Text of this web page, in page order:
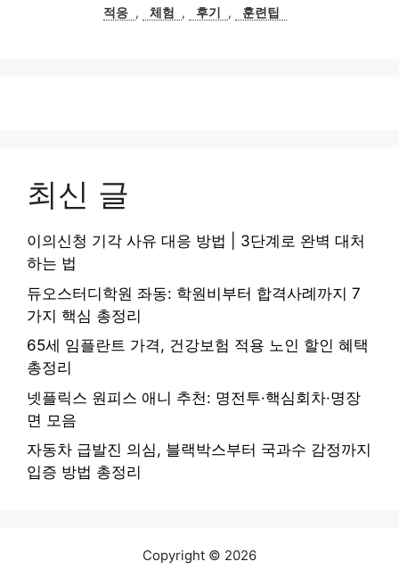
적응 , 체험 , 후기 , 훈련팁
최신 글
이의신청 기각 사유 대응 방법 | 3단계로 완벽 대처
하는 법
듀오스터디학원 좌동: 학원비부터 합격사례까지 7
가지 핵심 총정리
65세 임플란트 가격, 건강보험 적용 노인 할인 혜택
총정리
넷플릭스 원피스 애니 추천: 명전투·핵심회차·명장
면 모음
자동차 급발진 의심, 블랙박스부터 국과수 감정까지
입증 방법 총정리
Copyright © 2026